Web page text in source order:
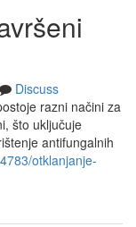
Discuss
razni načini za
što uključuje
antifungalnih
otklanjanje-